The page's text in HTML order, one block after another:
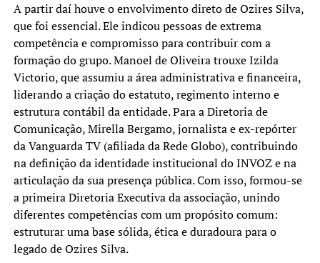
A partir daí houve o envolvimento direto de Ozires Silva,
que foi essencial. Ele indicou pessoas de extrema
competência e compromisso para contribuir com a
formação do grupo. Manoel de Oliveira trouxe Izilda
Victorio, que assumiu a área administrativa e financeira,
liderando a criação do estatuto, regimento interno e
estrutura contábil da entidade. Para a Diretoria de
Comunicação, Mirella Bergamo, jornalista e ex-repórter
da Vanguarda TV (afiliada da Rede Globo), contribuindo
na definição da identidade institucional do INVOZ e na
articulação da sua presença pública. Com isso, formou-se
a primeira Diretoria Executiva da associação, unindo
diferentes competências com um propósito comum:
estruturar uma base sólida, ética e duradoura para o
legado de Ozires Silva.